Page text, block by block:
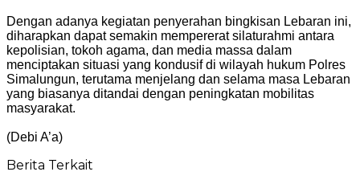
Dengan adanya kegiatan penyerahan bingkisan Lebaran ini,
diharapkan dapat semakin mempererat silaturahmi antara
kepolisian, tokoh agama, dan media massa dalam
menciptakan situasi yang kondusif di wilayah hukum Polres
Simalungun, terutama menjelang dan selama masa Lebaran
yang biasanya ditandai dengan peningkatan mobilitas
masyarakat.
(Debi A’a)
Berita Terkait